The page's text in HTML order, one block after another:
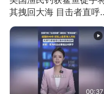
其拽回大海 目击者直呼
震惊 （视频来源：参考
消息）
00:37